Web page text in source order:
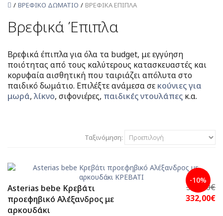
ΒΡΕΦΙΚΟ ΔΩΜΑΤΙΟ ΒΡΕΦΙΚΑ ΕΠΙΠΛΑ
Βρεφικά Έπιπλα
Βρεφικά έπιπλα για όλα τα budget, με εγγύηση
ποιότητας από τους καλύτερους κατασκευαστές και
κορυφαία αισθητική που ταιριάζει απόλυτα στο
παιδικό δωμάτιο. Επιλέξτε ανάμεσα σε κούνιες για
μωρά, λίκνο, σιφονιέρες, παιδικές ντουλάπες κ.α.
Ταξινόμηση:
-10%
Asterias bebe Κρεβάτι
προεφηβικό Αλέξανδρος με
αρκουδάκι
369,00€
332,00€